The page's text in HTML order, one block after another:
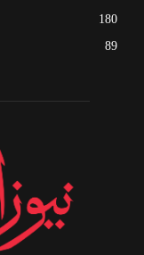
180
89